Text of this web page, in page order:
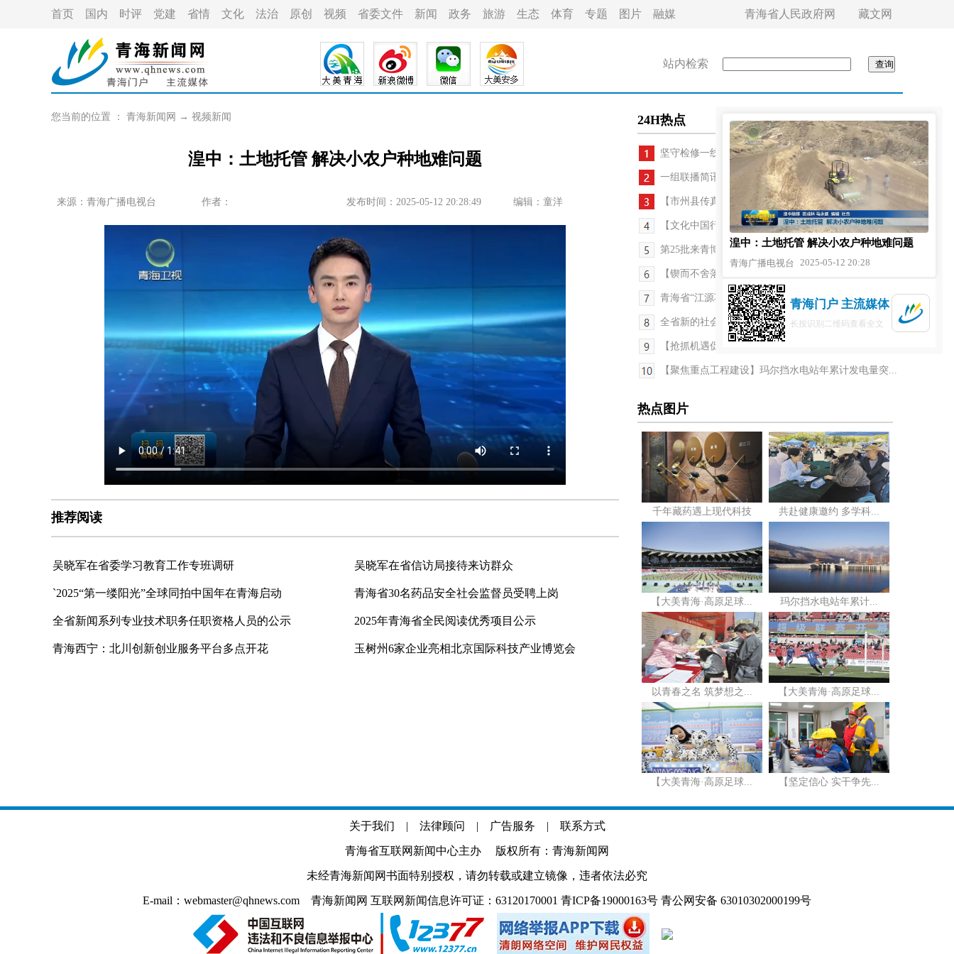
首页 国内 时评 党建 省情 文化 法治 原创 视频 省委文件 新闻 政务 旅游 生态 体育 专题 图片 融媒 青海省人民政府网 藏文网
站内检索
您当前的位置 ： 青海新闻网 → 视频新闻
湟中：土地托管 解决小农户种地难问题
来源：青海广播电视台 作者： 发布时间：2025-05-12 20:28:49 编辑：童洋
推荐阅读
吴晓军在省委学习教育工作专班调研 吴晓军在省信访局接待来访群众
`2025“第一缕阳光”全球同拍中国年在青海启动 青海省30名药品安全社会监督员受聘上岗
全省新闻系列专业技术职务任职资格人员的公示 2025年青海省全民阅读优秀项目公示
青海西宁：北川创新创业服务平台多点开花 玉树州6家企业亮相北京国际科技产业博览会
24H热点
坚守检修一线 展现青春风采
一组联播简讯
【市州县传真】“骑聚海晏·乐在环湖”活动举行 助...
【文化中国行】首届中国新疆民间艺术季优秀节目在...
第25批来青博士服务团开展暖心义诊活动
【锲而不舍落实中央八项规定精神】学懂弄通入脑入...
青海省“江源巧姑”大通护工团体标准发布实施
全省新的社会阶层人士主题座谈会召开
【抢抓机遇促发展·青海在行动】茶卡：以景镇融合助...
【聚焦重点工程建设】玛尔挡水电站年累计发电量突...
热点图片
千年藏药遇上现代科技 共赴健康邀约 多学科...
【大美青海·高原足球... 玛尔挡水电站年累计...
以青春之名 筑梦想之... 【大美青海·高原足球...
【大美青海·高原足球... 【坚定信心 实干争先...
关于我们 | 法律顾问 | 广告服务 | 联系方式
青海省互联网新闻中心主办 版权所有：青海新闻网
未经青海新闻网书面特别授权，请勿转载或建立镜像，违者依法必究
E-mail：webmaster@qhnews.com 青海新闻网 互联网新闻信息许可证：63120170001 青ICP备19000163号 青公网安备 63010302000199号
湟中：土地托管 解决小农户种地难问题
青海广播电视台 2025-05-12 20:28
青海门户 主流媒体
长按识别二维码查看全文